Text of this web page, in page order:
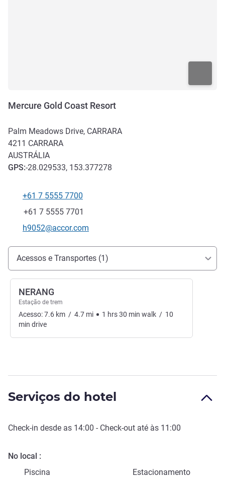
Mercure Gold Coast Resort
Palm Meadows Drive, CARRARA
4211 CARRARA
AUSTRÁLIA
GPS:-28.029533, 153.377278
Telefone
+61 7 5555 7700
Fax
+61 7 5555 7701
E-mail de contacto
h9052@accor.com
Acesso e transporte
Acessos e Transportes (1)
NERANG
Estação de trem
Acesso:7.6 km / 4.7 mi 1 hrs30 min walk / 10
min drive
Serviços do hotel
Check-in desde as 14:00 - Check-out até às 11:00
No local
Piscina
Estacionamento